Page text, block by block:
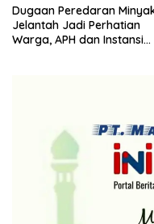
Dugaan Peredaran
Jelantah Jadi Perhatian
Warga, APH dan Instansi